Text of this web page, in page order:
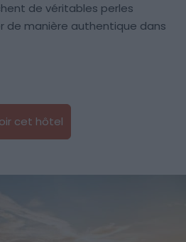
de véritables perles
de manière authentique dans
cet hôtel